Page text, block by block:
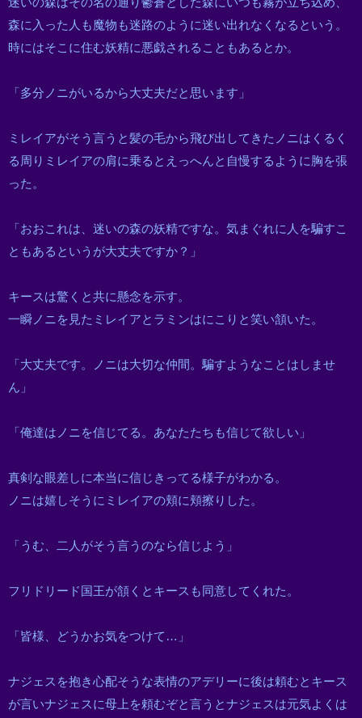
森に入った人も魔物も迷路のように迷い出れなくなるという。
時にはそこに住む妖精に悪戯されることもあるとか。
「多分ノニがいるから大丈夫だと思います」
ミレイアがそう言うと髪の毛から飛び出してきたノニはくるく
る周りミレイアの肩に乗るとえっへんと自慢するように胸を張
った。
「おおこれは、迷いの森の妖精ですな。気まぐれに人を騙すこ
ともあるというが大丈夫ですか？」
キースは驚くと共に懸念を示す。
一瞬ノニを見たミレイアとラミンはにこりと笑い頷いた。
「大丈夫です。ノニは大切な仲間。騙すようなことはしませ
ん」
「俺達はノニを信じてる。あなたたちも信じて欲しい」
真剣な眼差しに本当に信じきってる様子がわかる。
ノニは嬉しそうにミレイアの頬に頬擦りした。
「うむ、二人がそう言うのなら信じよう」
フリドリード国王が頷くとキースも同意してくれた。
「皆様、どうかお気をつけて…」
ナジェスを抱き心配そうな表情のアデリーに後は頼むとキース
が言いナジェスに母上を頼むぞと言うとナジェスは元気よくは